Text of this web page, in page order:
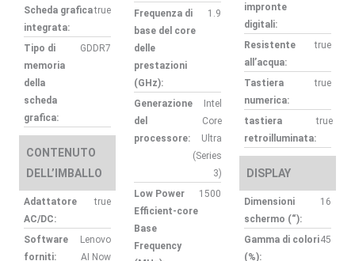
Scheda grafica
integrata:
true
Tipo di
memoria
della
scheda
grafica:
GDDR7
CONTENUTO
DELL’IMBALLO
Adattatore
AC/DC:
true
Software
forniti:
Lenovo
AI Now
Frequenza di
base del core
delle
prestazioni
(GHz):
1.9
Generazione
del
processore:
Intel
Core
Ultra
(Series
3)
Low Power
Efficient-core
Base
Frequency
1500
impronte
digitali:
Resistente
all’acqua:
true
Tastiera
numerica:
true
tastiera
retroilluminata:
true
DISPLAY
Dimensioni
schermo (“):
16
Gamma di colori
(%):
45